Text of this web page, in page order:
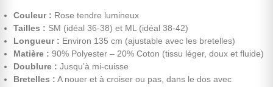
Couleur : Rose tendre lumineux
Tailles : SM (idéal 36-38) et ML (idéal 38-42)
Longueur : Environ 135 cm (ajustable avec les bretelles)
Matière : 90% Polyester – 20% Coton (tissu léger, doux et fluide)
Doublure : Jusqu’à mi-cuisse
Bretelles : A nouer et à croiser ou pas, dans le dos avec